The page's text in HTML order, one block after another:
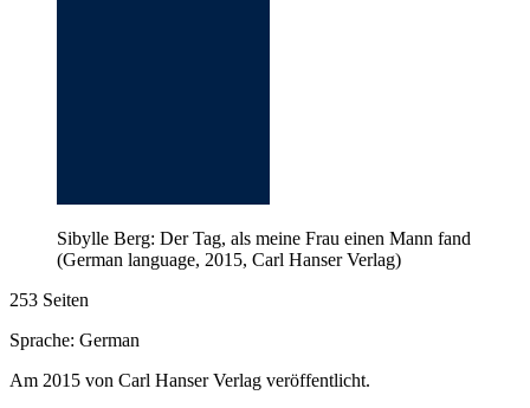
Sibylle Berg: Der Tag, als meine Frau einen Mann fand
(German language, 2015, Carl Hanser Verlag)
253 Seiten
Sprache: German
Am 2015 von Carl Hanser Verlag veröffentlicht.